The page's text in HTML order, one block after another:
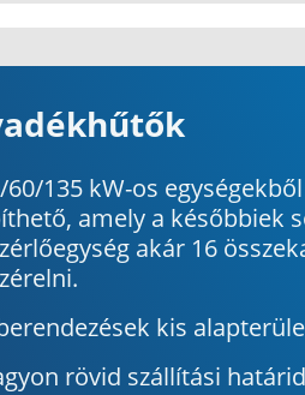
60/135 kW-os
amely a későbbiek
akár 16
kis
rövid szállítási